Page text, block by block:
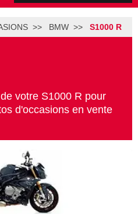
BMW S1000 R
votre S1000 R pour
d'occasions en vente